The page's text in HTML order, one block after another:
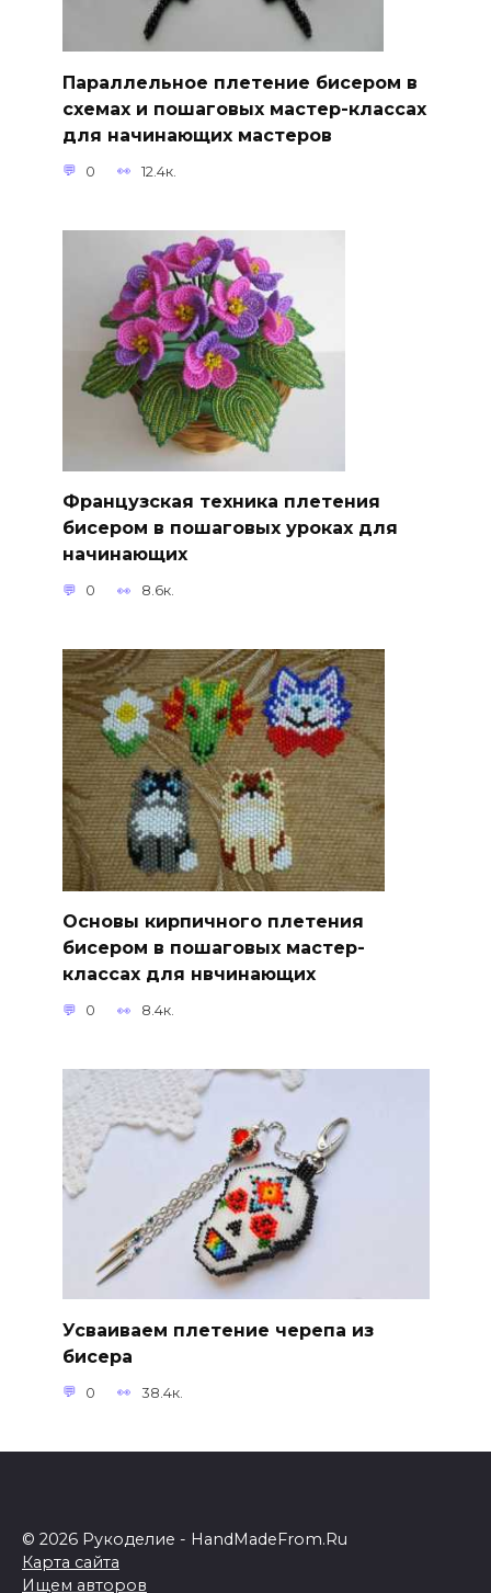
Параллельное плетение бисером в
схемах и пошаговых мастер-классах
для начинающих мастеров
0 12.4к.
Французская техника плетения
бисером в пошаговых уроках для
начинающих
0 8.6к.
Основы кирпичного плетения
бисером в пошаговых мастер-
классах для нвчинающих
0 8.4к.
Усваиваем плетение черепа из
бисера
0 38.4к.
© 2026 Рукоделие - HandMadeFrom.Ru
Карта сайта
Ищем авторов